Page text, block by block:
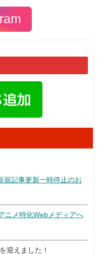
記事更新一時停止のお
ニメ特化Webメディアへ
迎えました！